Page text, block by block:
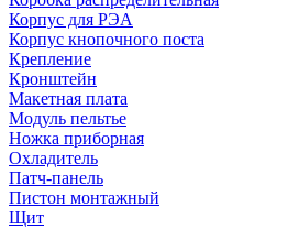
Корпус для РЭА
Корпус кнопочного поста
Крепление
Кронштейн
Макетная плата
Модуль пельтье
Ножка приборная
Охладитель
Патч-панель
Пистон монтажный
Щит